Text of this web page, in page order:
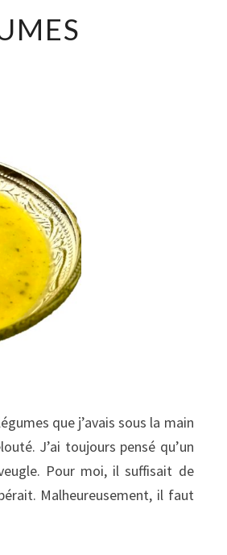
que j’avais sous la main
J’ai toujours pensé qu’un
Pour moi, il suffisait de
Malheureusement, il faut